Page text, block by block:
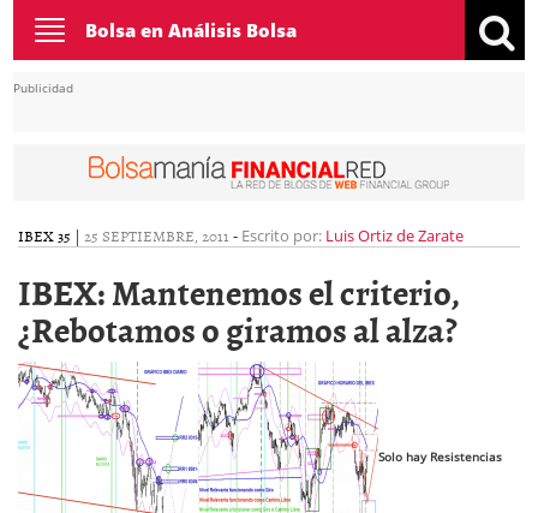
Toggle
navigation
Bolsa en Análisis Bolsa
Publicidad
IBEX 35 | 25 SEPTIEMBRE, 2011 - Escrito por: Luis Ortiz de Zarate
IBEX: Mantenemos el criterio,
¿Rebotamos o giramos al alza?
Solo hay Resistencias